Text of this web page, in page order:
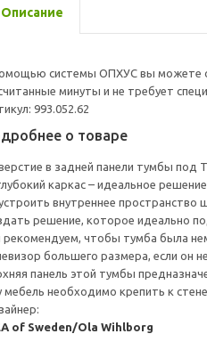
Описание
системы ОПХУС вы можете
минуты и не требует
993.052.62
о товаре
в задней панели тумбы под
каркас – идеальное
внутреннее пространство
решение, которое идеально
чтобы тумба была
большего размера, если он
панель этой тумбы
мебель необходимо крепить к
of Sweden/Ola Wihlborg